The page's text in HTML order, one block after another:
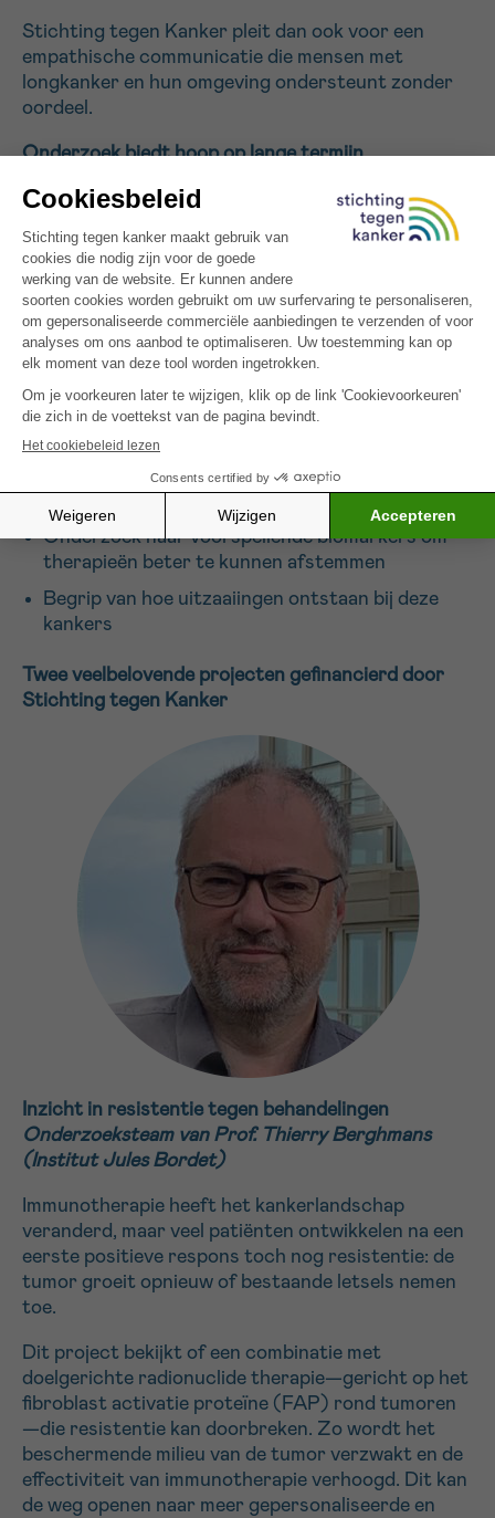
Stichting tegen Kanker pleit dan ook voor een
empathische communicatie die mensen met
longkanker en hun omgeving ondersteunt zonder
oordeel.
Onderzoek biedt hoop op lange termijn
De huidige behandelingen zijn sterk geëvolueerd,
maar nog onvoldoende effectief door de
complexiteit van longkanker en de weerstand tegen
sommige therapieën. Stichting tegen Kanker
financiert daarom innovatieve en veelbelovende
onderzoeksprojecten, waaronder:
Onderzoek naar specifieke genetische mutaties
die longkanker veroorzaken
Ontwikkeling van immunotherapie en gerichte
Onderzoek naar voorspellende biomarkers om
therapieën beter te kunnen afstemmen
Begrip van hoe uitzaaiingen ontstaan bij deze
kankers
Twee veelbelovende projecten gefinancierd door
Stichting tegen Kanker
Inzicht in resistentie tegen behandelingen
Onderzoeksteam van Prof. Thierry Berghmans
(Institut Jules Bordet)
Immunotherapie heeft het kankerlandschap
veranderd, maar veel patiënten ontwikkelen na een
eerste positieve respons toch nog resistentie: de
tumor groeit opnieuw of bestaande letsels nemen
toe.
Dit project bekijkt of een combinatie met
doelgerichte radionuclide therapie—gericht op het
fibroblast activatie proteïne (FAP) rond tumoren
—die resistentie kan doorbreken. Zo wordt het
beschermende milieu van de tumor verzwakt en de
effectiviteit van immunotherapie verhoogd. Dit kan
de weg openen naar meer gepersonaliseerde en